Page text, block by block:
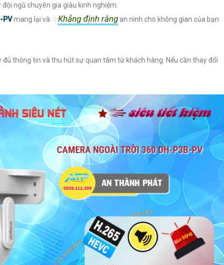
ngũ chuyên gia giàu kinh nghiệm.
PVmang lại và ♢Khẳng định rằng an ninh cho không gian của bạn
thông tin và thu hút sự quan tâm từ khách hàng. Nếu cần thay đổi